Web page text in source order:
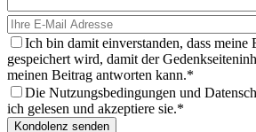
Ich bin damit einverstanden, dass meine
gespeichert wird, damit der
meinen Beitrag antworten kann.
Die Nutzungsbedingungen und
ich gelesen und akzeptiere sie.